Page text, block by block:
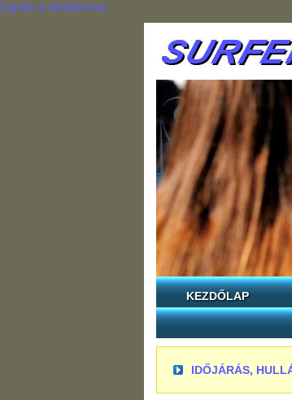
Ugrás a tartalomra
KEZDŐLAP
IDŐJÁRÁS,